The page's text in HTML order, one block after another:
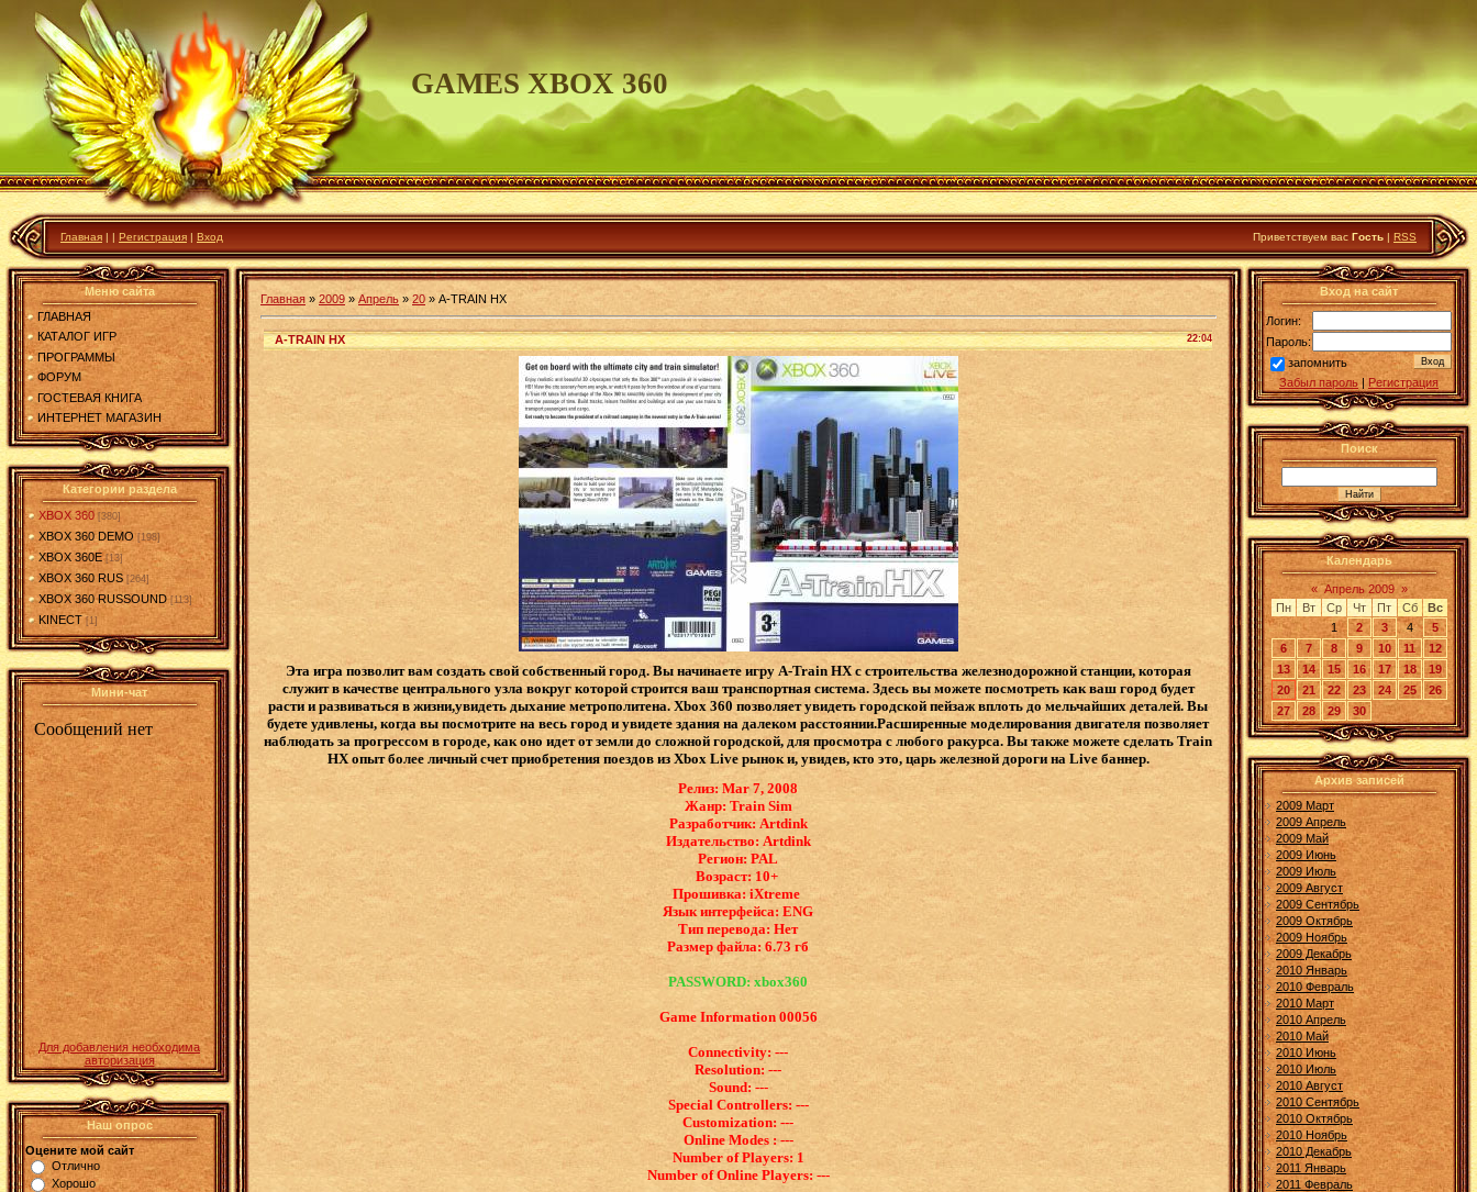
GAMES XBOX 360
Главная | | Регистрация | Вход Приветствуем вас Гость | RSS
Меню сайта
ГЛАВНАЯ
КАТАЛОГ ИГР
ПРОГРАММЫ
ФОРУМ
ГОСТЕВАЯ КНИГА
ИНТЕРНЕТ МАГАЗИН
Категории раздела
XBOX 360 [380]
XBOX 360 DEMO [198]
XBOX 360E [13]
XBOX 360 RUS [264]
XBOX 360 RUSSOUND [113]
KINECT [1]
Мини-чат
Для добавления необходима
авторизация
Наш опрос
Оцените мой сайт
Отлично
Хорошо
Главная » 2009 » Апрель » 20 » A-TRAIN HX
22:04
A-TRAIN HX
Эта игра позволит вам создать свой собственный город. Вы начинаете игру A-Train HX с строительства железнодорожной станции, которая
служит в качестве центрального узла вокруг которой строится ваш транспортная система. Здесь вы можете посмотреть как ваш город будет
расти и развиваться в жизни,увидеть дыхание метрополитена. Xbox 360 позволяет увидеть городской пейзаж вплоть до мельчайших деталей. Вы
будете удивлены, когда вы посмотрите на весь город и увидете здания на далеком расстоянии.Расширенные моделирования двигателя позволяет
наблюдать за прогрессом в городе, как оно идет от земли до сложной городской, для просмотра с любого ракурса. Вы также можете сделать Train
HX опыт более личный счет приобретения поездов из Xbox Live рынок и, увидев, кто это, царь железной дороги на Live баннер.
Релиз: Mar 7, 2008
Жанр: Train Sim
Разработчик: Artdink
Издательство: Artdink
Регион: PAL
Возраст: 10+
Прошивка: iXtreme
Язык интерфейса: ​ENG
Тип перевода: Нет
Размер файла: 6.73 гб
PASSWORD: xbox360
Game Information 00056
Connectivity: ---
Resolution: ---
Sound: ---
Special Controllers: ---
Customization: ---
Online Modes : ---
Number of Players: 1
Number of Online Players: ---
Вход на сайт
Логин:
Пароль:
запомнить
Забыл пароль | Регистрация
Поиск
Календарь
« Апрель 2009 »
Пн
Вт Ср Чт Пт Сб
Вс
1
2 3 4
5
6
7 8 9 10 11
12
13
14 15 16 17 18
19
20
21 22 23 24 25
26
27
28 29 30
Архив записей
2009 Март
2009 Апрель
2009 Май
2009 Июнь
2009 Июль
2009 Август
2009 Сентябрь
2009 Октябрь
2009 Ноябрь
2009 Декабрь
2010 Январь
2010 Февраль
2010 Март
2010 Апрель
2010 Май
2010 Июнь
2010 Июль
2010 Август
2010 Сентябрь
2010 Октябрь
2010 Ноябрь
2010 Декабрь
2011 Январь
2011 Февраль